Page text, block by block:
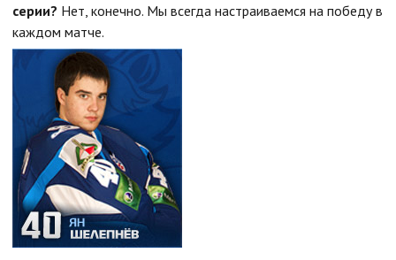
серии? Нет, конечно. Мы всегда настраиваемся на победу в
каждом матче.